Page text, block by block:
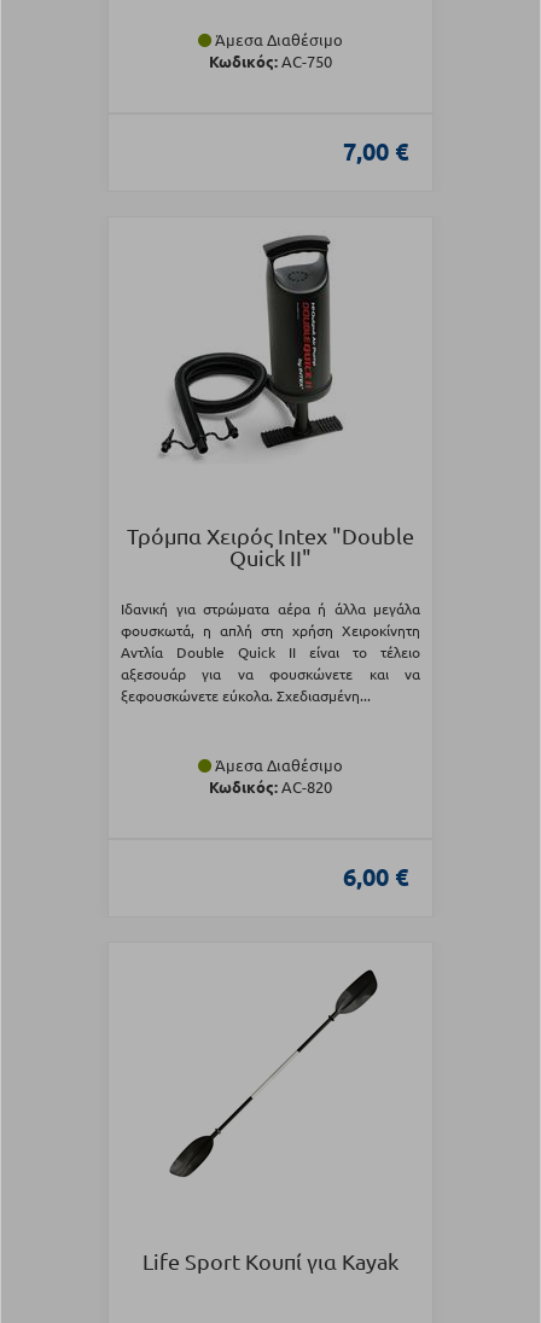
Άμεσα Διαθέσιμο
Κωδικός:AC-750
7,00 €
Τρόμπα Χειρός Intex "Double
Quick II"
Ιδανική για στρώματα αέρα ή άλλα μεγάλα
φουσκωτά, η απλή στη χρήση Χειροκίνητη
Αντλία Double Quick II είναι το τέλειο
αξεσουάρ για να φουσκώνετε και να
ξεφουσκώνετε εύκολα. Σχεδιασμένη...
Άμεσα Διαθέσιμο
Κωδικός:AC-820
6,00 €
Life Sport Κουπί για Kayak